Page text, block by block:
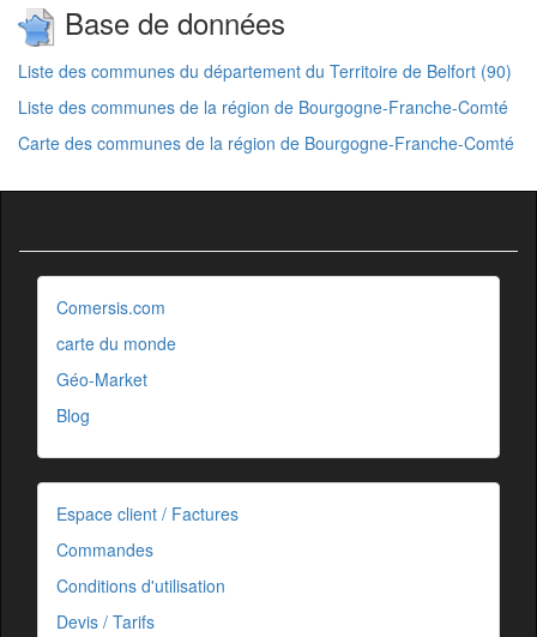
Base de données
Liste des communes du département du Territoire de Belfort (90)
Liste des communes de la région de Bourgogne-Franche-Comté
Carte des communes de la région de Bourgogne-Franche-Comté
Comersis.com
carte du monde
Géo-Market
Blog
Espace client / Factures
Commandes
Conditions d'utilisation
Devis / Tarifs